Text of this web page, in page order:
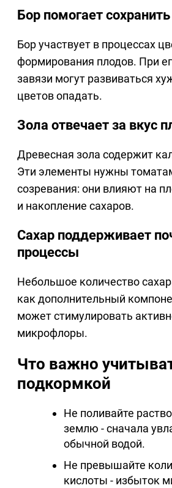
Бор помогает
Бор участвует в процессах
формирования плодов. При
завязи могут развиваться
цветов опадать.
Зола отвечает за вкус
Древесная зола содержит
Эти элементы нужны
созревания: они влияют на
и накопление сахаров.
Сахар поддерживает
процессы
Небольшое количество
как дополнительный
может стимулировать
микрофлоры.
Что важно
подкормкой
Не поливайте
землю - сначала
обычной водой.
Не превышайте
кислоты - избыток